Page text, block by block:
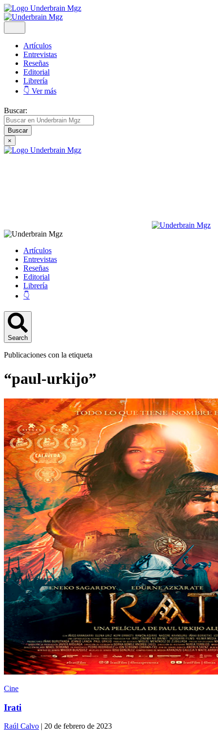
Artículos
Entrevistas
Reseñas
Editorial
Librería
👇 Ver más
Buscar:
×
Artículos
Entrevistas
Reseñas
Editorial
Librería
👇
Search
Publicaciones con la etiqueta
“paul-urkijo”
Cine
Irati
Raúl Calvo | 20 de febrero de 2023